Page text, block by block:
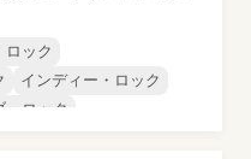
ロック
インディー・ロック
・ロック